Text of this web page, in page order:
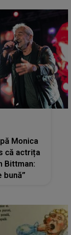
Monica
că actrița
Bittman:
bună”